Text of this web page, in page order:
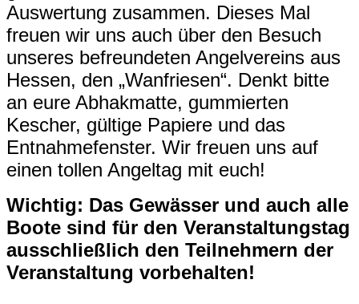
Auswertung zusammen. Dieses Mal
freuen wir uns auch über den Besuch
unseres befreundeten Angelvereins aus
Hessen, den „Wanfriesen“. Denkt bitte
an eure Abhakmatte, gummierten
Kescher, gültige Papiere und das
Entnahmefenster. Wir freuen uns auf
einen tollen Angeltag mit euch!
Wichtig: Das Gewässer und auch alle
Boote sind für den Veranstaltungstag
ausschließlich den Teilnehmern der
Veranstaltung vorbehalten!